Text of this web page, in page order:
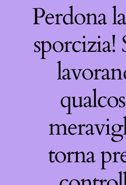
Perdona
sporcizia!
torna